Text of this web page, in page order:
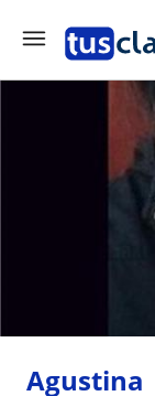
Agustina